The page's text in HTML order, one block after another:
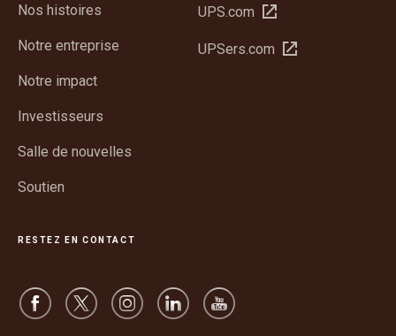
Nos histoires
Notre entreprise
Notre impact
Investisseurs
Salle de nouvelles
Soutien
UPS.com Ouvrir
une
UPSers.com Ouvrir
RESTEZ EN CONTACT